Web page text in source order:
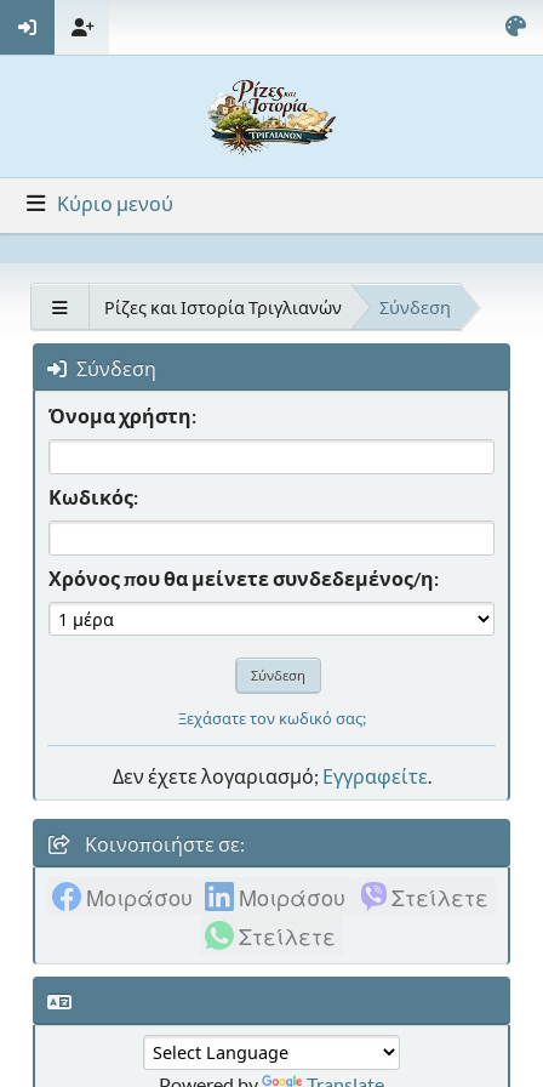
Κύριο μενού
Ρίζες και Ιστορία Τριγλιανών Σύνδεση
Σύνδεση
Όνομα χρήστη:
Κωδικός:
Χρόνος που θα μείνετε συνδεδεμένος/η:
Ξεχάσατε τον κωδικό σας;
Δεν έχετε λογαριασμό; Εγγραφείτε
Κοινοποιήστε σε:
Μοιράσου Μοιράσου
Στείλετε
Στείλετε